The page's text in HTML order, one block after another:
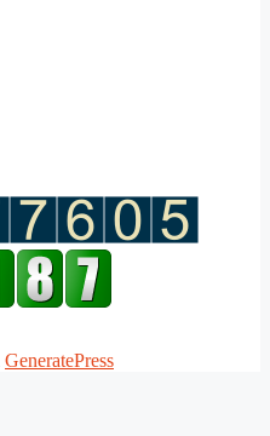
GeneratePress